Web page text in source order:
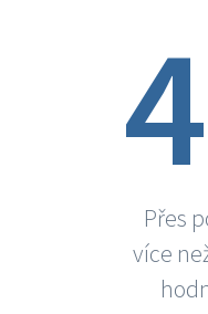
Přes
více